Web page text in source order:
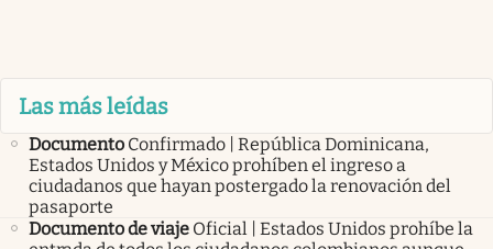
Las más leídas
Documento Confirmado | República Dominicana,
Estados Unidos y México prohíben el ingreso a
ciudadanos que hayan postergado la renovación del
pasaporte
Documento de viaje Oficial | Estados Unidos prohíbe la